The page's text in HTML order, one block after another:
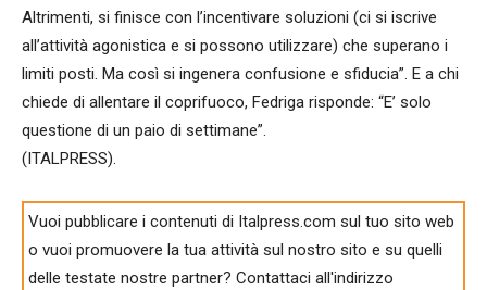
Altrimenti, si finisce con l’incentivare soluzioni (ci si iscrive
all’attività agonistica e si possono utilizzare) che superano i
limiti posti. Ma così si ingenera confusione e sfiducia”. E a chi
chiede di allentare il coprifuoco, Fedriga risponde: “E’ solo
questione di un paio di settimane”.
(ITALPRESS).
Vuoi pubblicare i contenuti di Italpress.com sul tuo sito web
o vuoi promuovere la tua attività sul nostro sito e su quelli
delle testate nostre partner? Contattaci all'indirizzo